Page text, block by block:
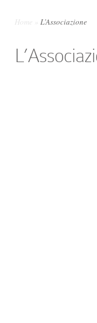
Home L’Associazione